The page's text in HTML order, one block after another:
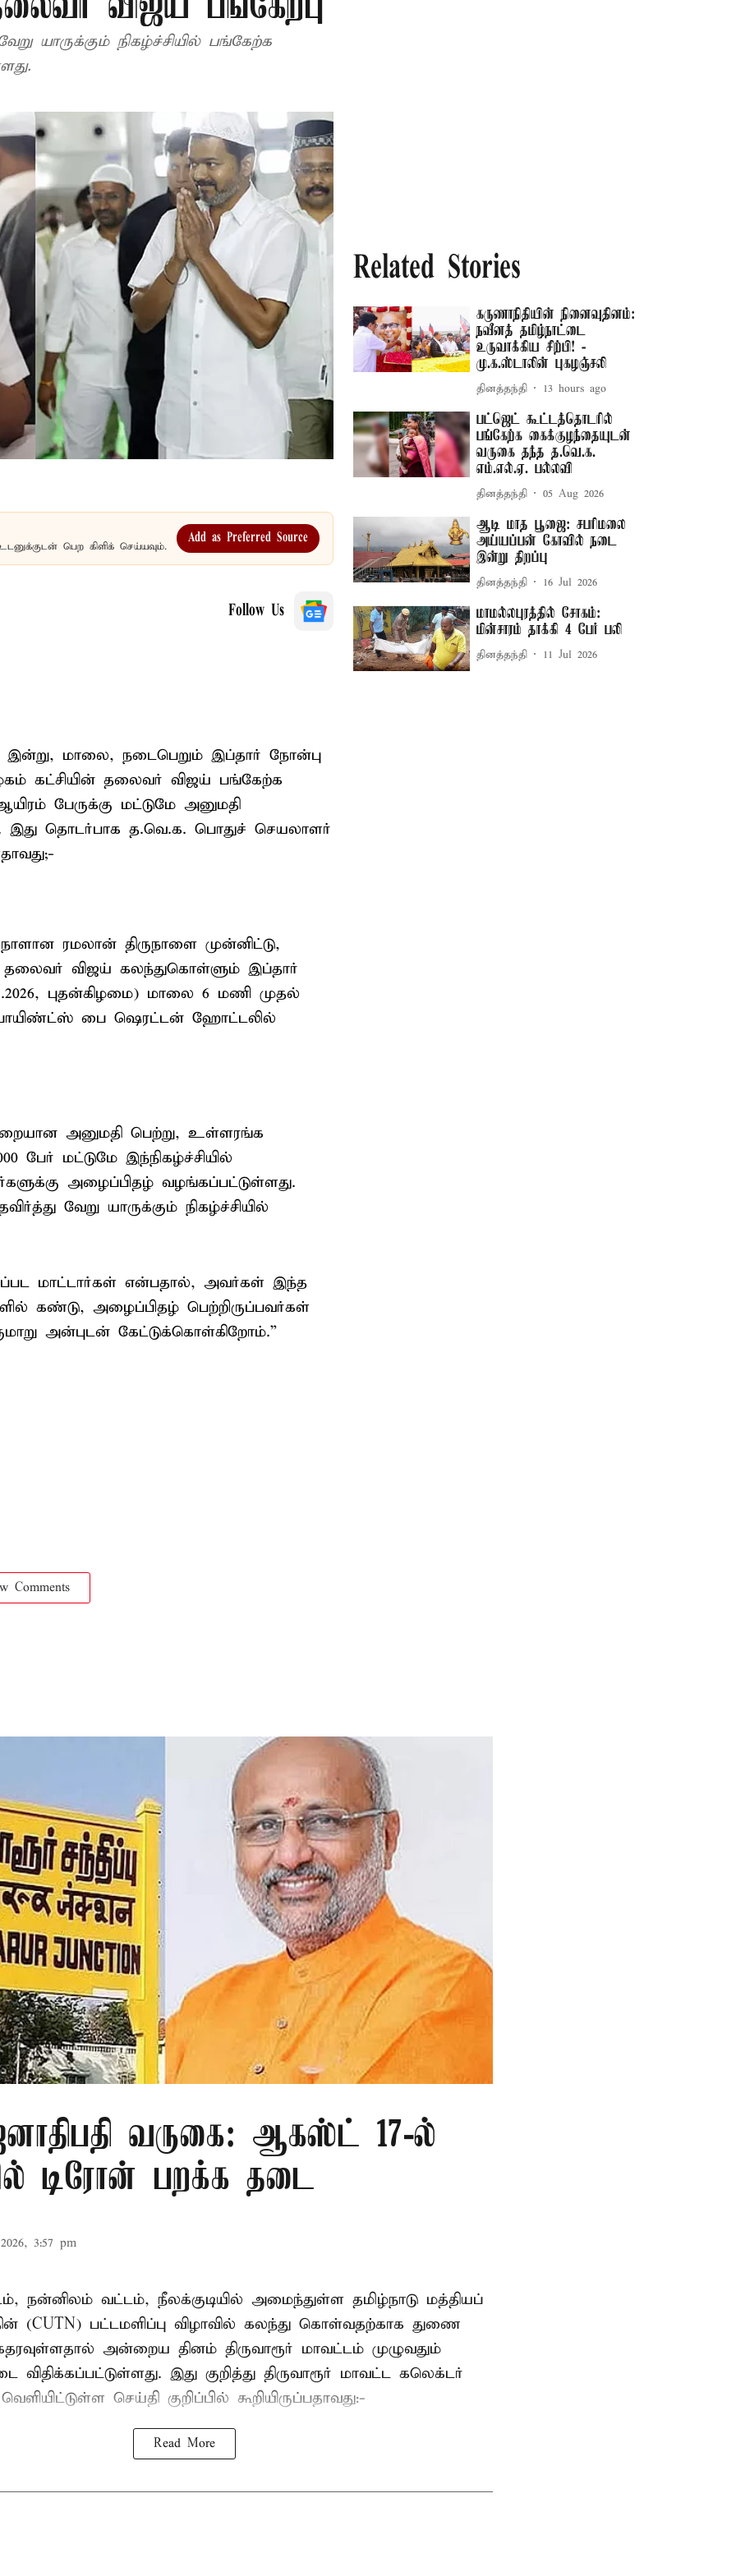
யாருக்கும் நிகழ்ச்சியில் பங்கேற்க
பெற கிளிக் செய்யவும்.
Add as Preferred Source
Follow Us
இன்று, மாலை, நடைபெறும் இப்தார் நோன்பு
கட்சியின் தலைவர் விஜய் பங்கேற்க
பேருக்கு மட்டுமே அனுமதி
இது தொடர்பாக த.வெ.க. பொதுச் செயலாளர்
ரமலான் திருநாளை முன்னிட்டு,
தலைவர் விஜய் கலந்துகொள்ளும் இப்தார்
புதன்கிழமை) மாலை 6 மணி முதல்
பாயிண்ட்ஸ் பை ஷெரட்டன் ஹோட்டலில்
அனுமதி பெற்று, உள்ளரங்க
பேர் மட்டுமே இந்நிகழ்ச்சியில்
அழைப்பிதழ் வழங்கப்பட்டுள்ளது.
வேறு யாருக்கும் நிகழ்ச்சியில்
மாட்டார்கள் என்பதால், அவர்கள் இந்த
கண்டு, அழைப்பிதழ் பெற்றிருப்பவர்கள்
அன்புடன் கேட்டுக்கொள்கிறோம்.”
Comments
Related Stories
கருணாநிதியின் நினைவுதினம்:
நவீனத் தமிழ்நாட்டை
உருவாக்கிய சிற்பி! -
மு.க.ஸ்டாலின் புகழஞ்சலி
தினத்தந்தி 13 hours ago
பட்ஜெட் கூட்டத்தொடரில்
பங்கேற்க கைக்குழந்தையுடன்
வருகை தந்த த.வெ.க.
எம்.எல்.ஏ. பல்லவி
தினத்தந்தி 05 Aug 2026
ஆடி மாத பூஜை: சபரிமலை
அய்யப்பன் கோவில் நடை
இன்று திறப்பு
தினத்தந்தி 16 Jul 2026
மாமல்லபுரத்தில் சோகம்:
மின்சாரம் தாக்கி 4 பேர் பலி
தினத்தந்தி 11 Jul 2026
வருகை: ஆகஸ்ட் 17-ல்
டிரோன் பறக்க தடை
3:57 pm
நன்னிலம் வட்டம், நீலக்குடியில் அமைந்துள்ள தமிழ்நாடு மத்தியப்
(CUTN) பட்டமளிப்பு விழாவில் கலந்து கொள்வதற்காக துணை
அன்றைய தினம் திருவாரூர் மாவட்டம் முழுவதும்
இது குறித்து திருவாரூர் மாவட்ட கலெக்டர்
செய்தி குறிப்பில் கூறியிருப்பதாவது:-
Read More